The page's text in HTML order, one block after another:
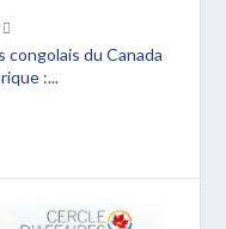
congolais du Canada
:...